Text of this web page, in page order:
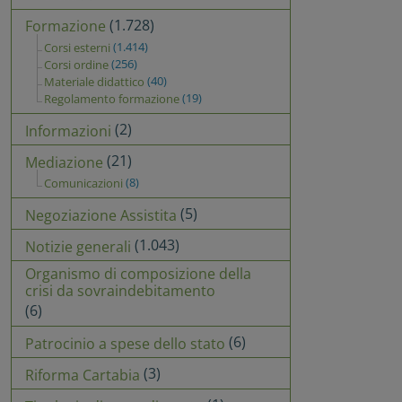
Formazione (1.728)
Corsi esterni (1.414)
Corsi ordine(256)
Materiale didattico (40)
Regolamento formazione(19)
Informazioni (2)
Mediazione (21)
Comunicazioni (8)
Negoziazione Assistita (5)
Notizie generali (1.043)
Organismo di composizione della
crisi da sovraindebitamento
(6)
Patrocinio a spese dello stato (6)
Riforma Cartabia (3)